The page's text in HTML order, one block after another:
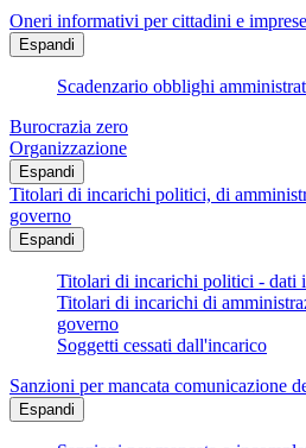
Oneri informativi per cittadini e imprese
Espandi
Scadenzario obblighi
Burocrazia zero
Organizzazione
Espandi
Titolari di incarichi politici, di
governo
Espandi
Titolari di incarichi politici - dati
Titolari di incarichi di
governo
Soggetti cessati dall'incarico
Sanzioni per mancata comunicazione
Espandi